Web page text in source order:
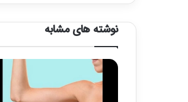
نوشته های مشابه